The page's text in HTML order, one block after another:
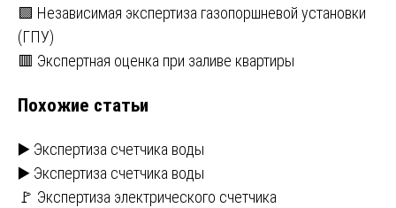
Навигация
по
🟩 Независимая экспертиза газопоршневой установки
(ГПУ)
🟥 Экспертная оценка при заливе квартиры
Похожие статьи
▶️ Экспертиза счетчика воды
▶️ Экспертиза счетчика воды
🚩 Экспертиза электрического счетчика